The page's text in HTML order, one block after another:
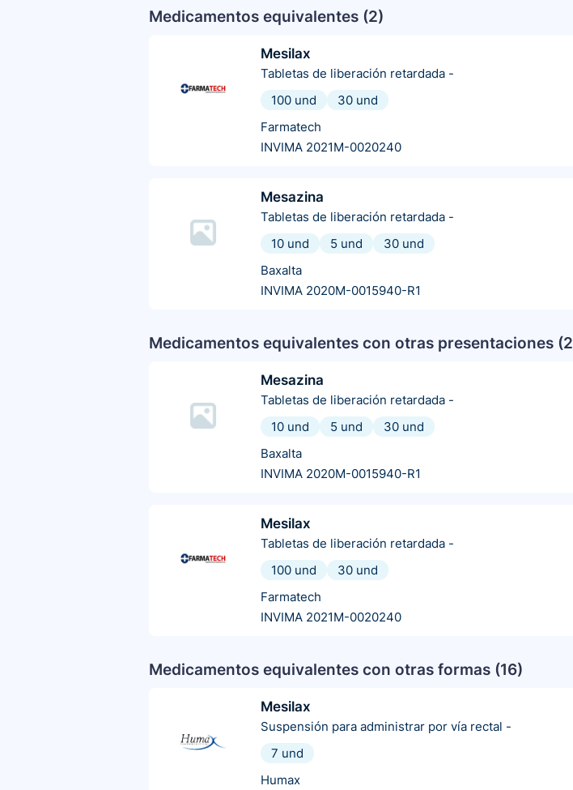
Medicamentos equivalentes (2)
Mesilax
Tabletas de liberación retardada -
100 und
30 und
Farmatech
INVIMA 2021M-0020240
Mesazina
Tabletas de liberación retardada -
10 und
5 und
30 und
Baxalta
INVIMA 2020M-0015940-R1
Medicamentos equivalentes con otras presentaciones (2
Mesazina
Tabletas de liberación retardada -
10 und
5 und
30 und
Baxalta
INVIMA 2020M-0015940-R1
Mesilax
Tabletas de liberación retardada -
100 und
30 und
Farmatech
INVIMA 2021M-0020240
Medicamentos equivalentes con otras formas (16)
Mesilax
Suspensión para administrar por vía rectal -
7 und
Humax